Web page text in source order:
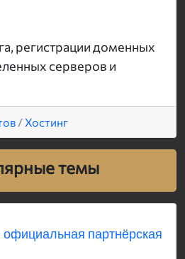
регистрации доменных
серверов и
/Хостинг
темы
партнёрская